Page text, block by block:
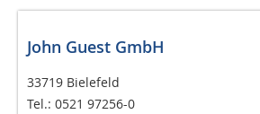
John Guest GmbH
33719 Bielefeld
Tel.: 0521 97256-0